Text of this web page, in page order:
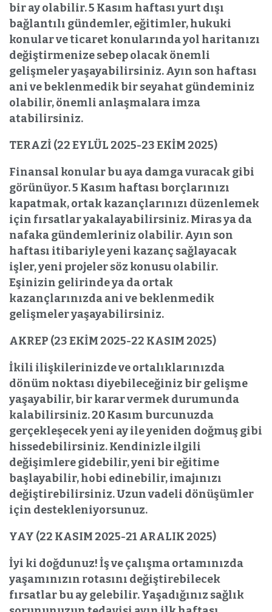
bir ay olabilir. 5 Kasım haftası yurt dışı
bağlantılı gündemler, eğitimler, hukuki
konular ve ticaret konularında yol haritanızı
değiştirmenize sebep olacak önemli
gelişmeler yaşayabilirsiniz. Ayın son haftası
ani ve beklenmedik bir seyahat gündeminiz
olabilir, önemli anlaşmalara imza
atabilirsiniz.
TERAZİ (22 EYLÜL 2025-23 EKİM 2025)
Finansal konular bu aya damga vuracak gibi
görünüyor. 5 Kasım haftası borçlarınızı
kapatmak, ortak kazançlarınızı düzenlemek
için fırsatlar yakalayabilirsiniz. Miras ya da
nafaka gündemleriniz olabilir. Ayın son
haftası itibariyle yeni kazanç sağlayacak
işler, yeni projeler söz konusu olabilir.
Eşinizin gelirinde ya da ortak
kazançlarınızda ani ve beklenmedik
gelişmeler yaşayabilirsiniz.
AKREP (23 EKİM 2025-22 KASIM 2025)
İkili ilişkilerinizde ve ortalıklarınızda
dönüm noktası diyebileceğiniz bir gelişme
yaşayabilir, bir karar vermek durumunda
kalabilirsiniz. 20 Kasım burcunuzda
gerçekleşecek yeni ay ile yeniden doğmuş gibi
hissedebilirsiniz. Kendinizle ilgili
değişimlere gidebilir, yeni bir eğitime
başlayabilir, hobi edinebilir, imajınızı
değiştirebilirsiniz. Uzun vadeli dönüşümler
için destekleniyorsunuz.
YAY (22 KASIM 2025-21 ARALIK 2025)
İyi ki doğdunuz! İş ve çalışma ortamınızda
yaşamınızın rotasını değiştirebilecek
fırsatlar bu ay gelebilir. Yaşadığınız sağlık